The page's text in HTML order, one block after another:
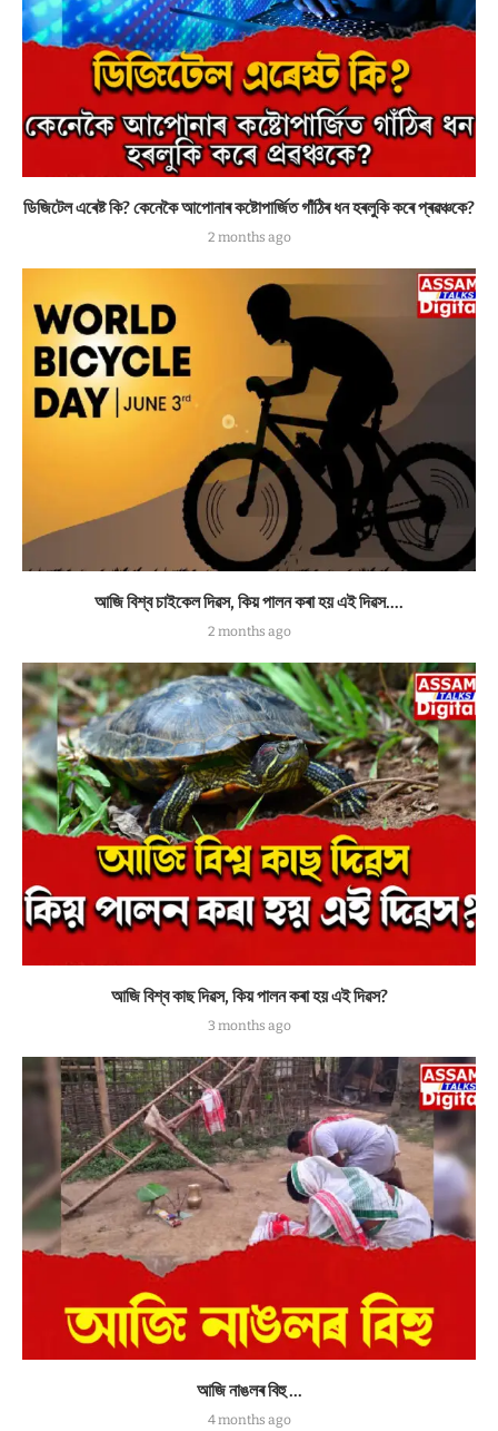
ডিজিটেল এৰেষ্ট কি? কেনেকৈ আপোনাৰ কষ্টোপাৰ্জিত গাঁঠিৰ ধন হৰলুকি কৰে প্ৰৱঞ্চকে?
2 months ago
আজি বিশ্ব চাইকেল দিৱস, কিয় পালন কৰা হয় এই দিৱস….
2 months ago
আজি বিশ্ব কাছ দিৱস, কিয় পালন কৰা হয় এই দিৱস?
3 months ago
আজি নাঙলৰ বিহু …
4 months ago